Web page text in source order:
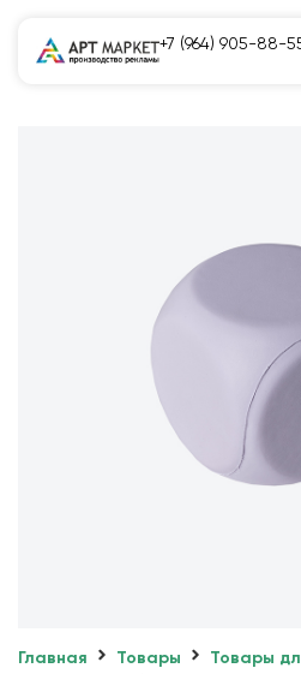
+7 (964) 905-88-
Главная Товары
Товары